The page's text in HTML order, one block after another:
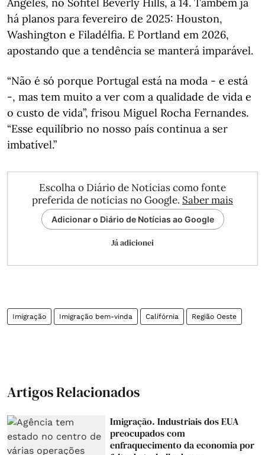
há planos para fevereiro de 2025: Houston,
Washington e Filadélfia. E Portland em 2026,
apostando que a tendência se manterá imparável.
“Não é só porque Portugal está na moda - e está
-, mas tem muito a ver com a qualidade de vida e
o custo de vida”, frisou Miguel Rocha Fernandes.
“Esse equilíbrio no nosso país continua a ser
imbatível.”
Escolha o Diário de Notícias como fonte
preferida de notícias no Google. Saber mais
Adicionar o Diário de Notícias ao Google
Já adicionei
Imigração Imigração bem-vinda Califórnia Região Oeste
Artigos Relacionados
Imigração. Industriais dos EUA
preocupados com
enfraquecimento da economia por